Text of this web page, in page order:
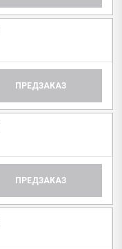
ПРЕДЗАКАЗ
ПРЕДЗАКАЗ